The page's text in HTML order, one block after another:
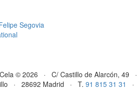
© 2026 · C/ Castillo de Alarcón, 49 ·
· 28692 Madrid · T. 91 815 31 31
·